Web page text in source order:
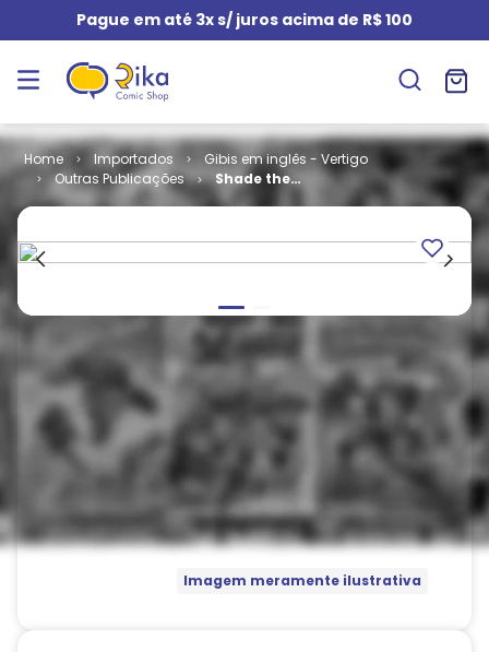
Pague em até 3x s/ juros acima de R$ 100
Importados
Gibis em inglês - Vertigo
Outras Publicações
Shade the
Changing
2 # 40
Imagem meramente ilustrativa